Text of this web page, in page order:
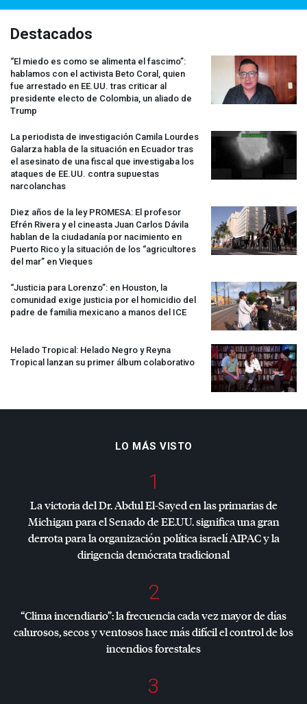
Destacados
“El miedo es como se alimenta el fascimo”:
hablamos con el activista Beto Coral, quien
fue arrestado en EE.UU. tras criticar al
presidente electo de Colombia, un aliado de
Trump
La periodista de investigación Camila Lourdes
Galarza habla de la situación en Ecuador tras
el asesinato de una fiscal que investigaba los
ataques de EE.UU. contra supuestas
narcolanchas
Diez años de la ley PROMESA: El profesor
Efrén Rivera y el cineasta Juan Carlos Dávila
hablan de la ciudadanía por nacimiento en
Puerto Rico y la situación de los “agricultores
del mar” en Vieques
“Justicia para Lorenzo”: en Houston, la
comunidad exige justicia por el homicidio del
padre de familia mexicano a manos del ICE
Helado Tropical: Helado Negro y Reyna
Tropical lanzan su primer álbum colaborativo
LO MÁS VISTO
1
La victoria del Dr. Abdul El-Sayed en las primarias de
Michigan para el Senado de EE.UU. significa una gran
derrota para la organización política israelíAIPACy la
dirigencia demócrata tradicional
2
“Clima incendiario”: la frecuencia cada vez mayor de días
calurosos, secos y ventosos hace más difícil el control de los
incendios forestales
3